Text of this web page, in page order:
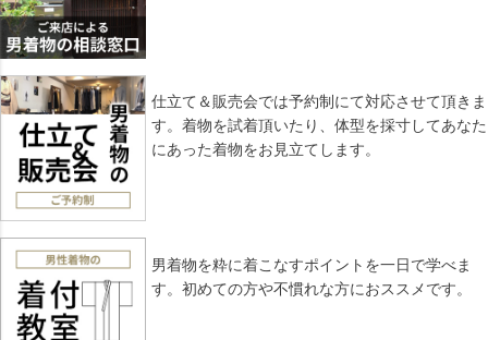
仕立て＆販売会では予約制にて対応させて頂きま
す。着物を試着頂いたり、体型を採寸してあなた
にあった着物をお見立てします。
男着物を粋に着こなすポイントを一日で学べま
す。初めての方や不慣れな方におススメです。